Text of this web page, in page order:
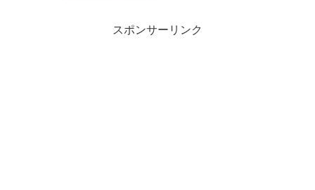
スポンサーリンク